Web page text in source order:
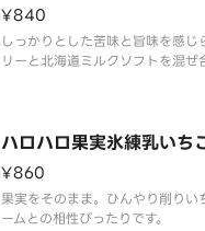
¥840
しっかりとした苦味と旨味を感じ
リーと北海道ミルクソフトを混ぜ
ハロハロ果実氷練乳いち
¥860
果実をそのまま。ひんやり削りい
ームとの相性ぴったりです。